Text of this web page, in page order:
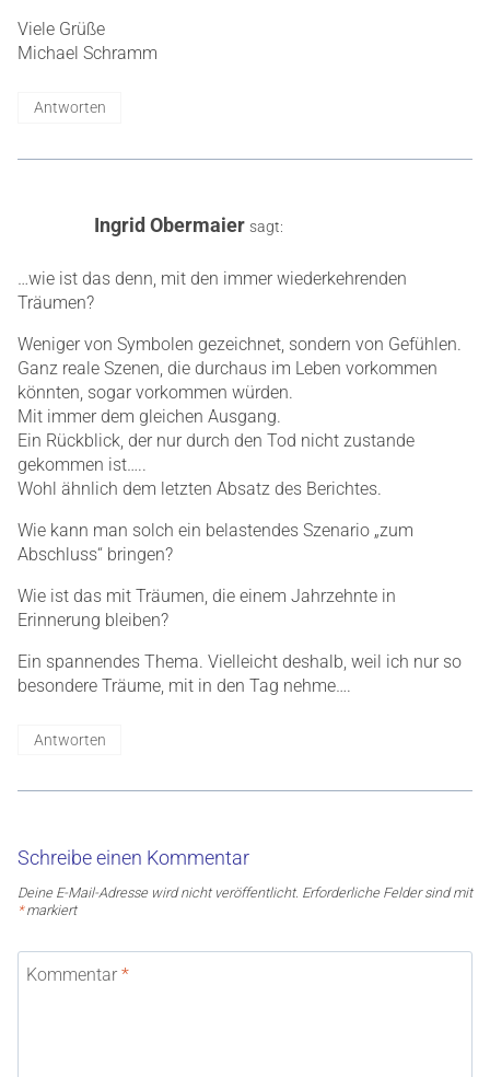
Viele Grüße
Michael Schramm
Antworten
Ingrid Obermaier sagt:
…wie ist das denn, mit den immer wiederkehrenden
Träumen?
Weniger von Symbolen gezeichnet, sondern von Gefühlen.
Ganz reale Szenen, die durchaus im Leben vorkommen
könnten, sogar vorkommen würden.
Mit immer dem gleichen Ausgang.
Ein Rückblick, der nur durch den Tod nicht zustande
gekommen ist…..
Wohl ähnlich dem letzten Absatz des Berichtes.
Wie kann man solch ein belastendes Szenario „zum
Abschluss“ bringen?
Wie ist das mit Träumen, die einem Jahrzehnte in
Erinnerung bleiben?
Ein spannendes Thema. Vielleicht deshalb, weil ich nur so
besondere Träume, mit in den Tag nehme….
Antworten
Schreibe einen Kommentar
Deine E-Mail-Adresse wird nicht veröffentlicht. Erforderliche Felder sind mit
*markiert
Kommentar *